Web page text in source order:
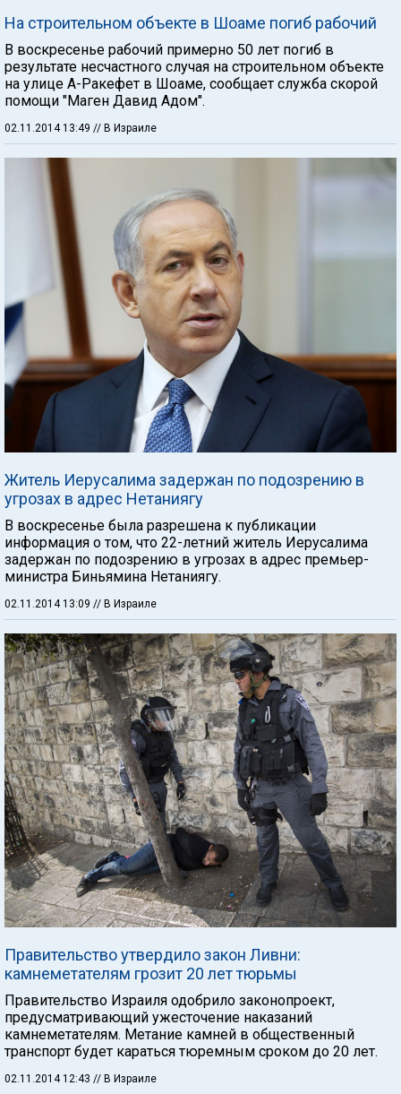
На строительном объекте в Шоаме погиб рабочий
В воскресенье рабочий примерно 50 лет погиб в
результате несчастного случая на строительном объекте
на улице А-Ракефет в Шоаме, сообщает служба скорой
помощи "Маген Давид Адом".
02.11.2014 13:49 // В Израиле
Житель Иерусалима задержан по подозрению в
угрозах в адрес Нетаниягу
В воскресенье была разрешена к публикации
информация о том, что 22-летний житель Иерусалима
задержан по подозрению в угрозах в адрес премьер-
министра Биньямина Нетаниягу.
02.11.2014 13:09 // В Израиле
Правительство утвердило закон Ливни:
камнеметателям грозит 20 лет тюрьмы
Правительство Израиля одобрило законопроект,
предусматривающий ужесточение наказаний
камнеметателям. Метание камней в общественный
транспорт будет караться тюремным сроком до 20 лет.
02.11.2014 12:43 // В Израиле